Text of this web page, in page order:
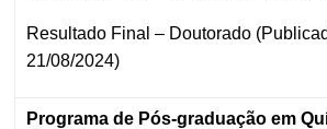
Resultado Final – Doutorado
21/08/2024)
Programa de Pós-graduação em